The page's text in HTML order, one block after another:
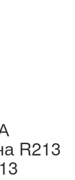
R213